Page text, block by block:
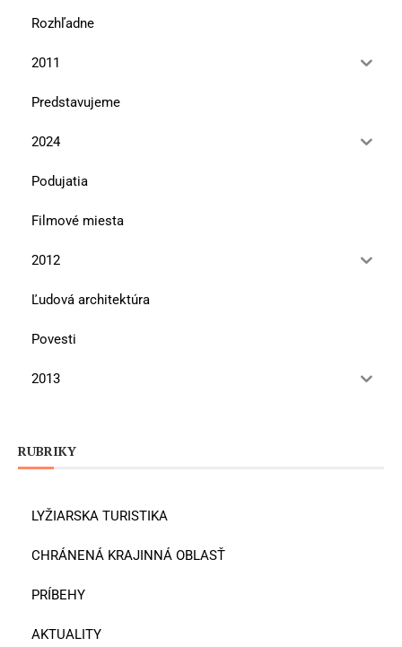
Rozhľadne
2011
Predstavujeme
2024
Podujatia
Filmové miesta
2012
Ľudová architektúra
Povesti
2013
RUBRIKY
LYŽIARSKA TURISTIKA
CHRÁNENÁ KRAJINNÁ OBLASŤ
PRÍBEHY
AKTUALITY